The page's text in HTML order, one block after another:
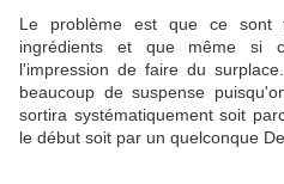
Le problème est que ce sont
ingrédients et que même si
l'impression de faire du
beaucoup de suspense
sortira systématiquement soit
le début soit par un quelconque